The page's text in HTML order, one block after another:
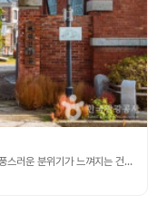
강경구락부는 강경근대역사문화거리에 위치한 곳으로 고풍스러운 분위기가 느껴지는 건축물을 볼 수 있는 레트로한 복합공간이다. 강경구락부로 들어서면 고급스러운 유럽풍 건물로 중앙광장을 중심으로 이어지며 붉은 벽돌의 구 한일은행 건물과 옛 모습 그대로 재현된 강경호텔과 카페 커피하우스를 볼 수 있다. 호텔과 카페는 실제로 운영 중이며, 여행을 더욱 다채롭게 만들어 주는 공간이다.